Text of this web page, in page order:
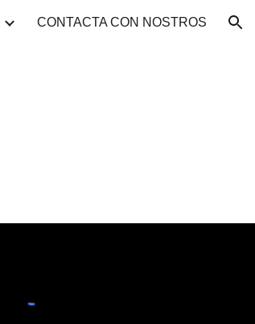
CONTACTA CON NOSTROS